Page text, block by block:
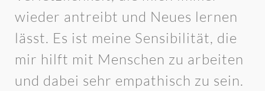
wieder antreibt und Neues lernen
lässt. Es ist meine Sensibilität, die
mir hilft mit Menschen zu arbeiten
und dabei sehr empathisch zu sein.